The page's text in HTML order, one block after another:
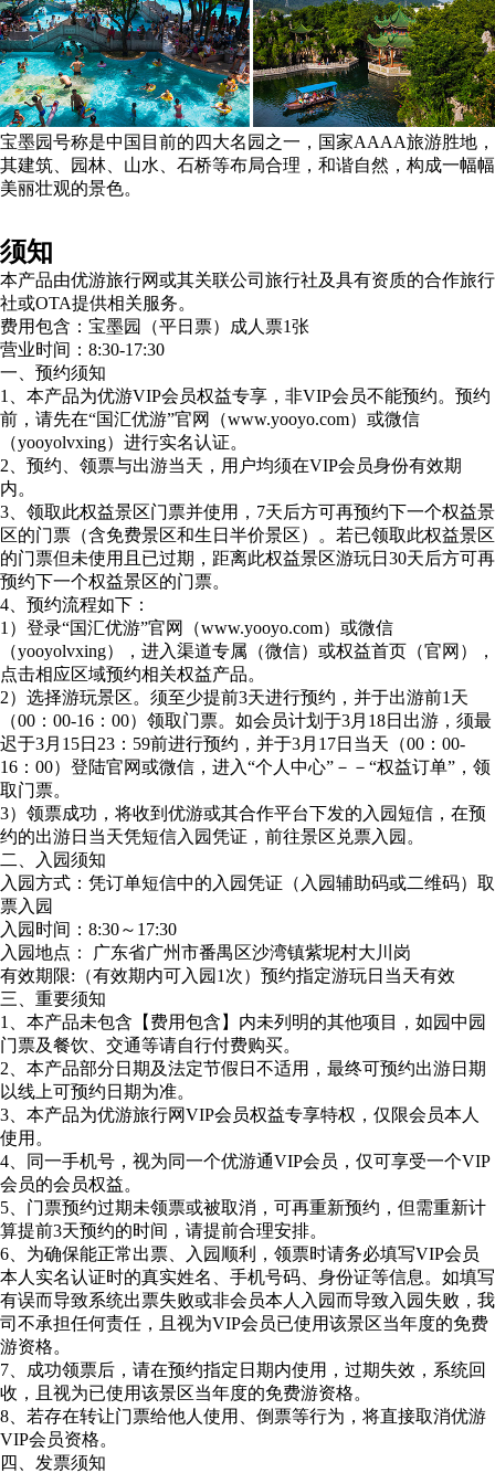
宝墨园号称是中国目前的四大名园之一，国家AAAA旅游胜地，
其建筑、园林、山水、石桥等布局合理，和谐自然，构成一幅幅
美丽壮观的景色。
须知
本产品由优游旅行网或其关联公司旅行社及具有资质的合作旅行
社或OTA提供相关服务。
费用包含：宝墨园（平日票）成人票1张
营业时间：8:30-17:30
一、预约须知
1、本产品为优游VIP会员权益专享，非VIP会员不能预约。预约
前，请先在“国汇优游”官网（www.yooyo.com）或微信
（yooyolvxing）进行实名认证。
2、预约、领票与出游当天，用户均须在VIP会员身份有效期
内。
3、领取此权益景区门票并使用，7天后方可再预约下一个权益景
区的门票（含免费景区和生日半价景区）。若已领取此权益景区
的门票但未使用且已过期，距离此权益景区游玩日30天后方可再
预约下一个权益景区的门票。
4、预约流程如下：
1）登录“国汇优游”官网（www.yooyo.com）或微信
（yooyolvxing），进入渠道专属（微信）或权益首页（官网），
点击相应区域预约相关权益产品。
2）选择游玩景区。须至少提前3天进行预约，并于出游前1天
（00：00-16：00）领取门票。如会员计划于3月18日出游，须最
迟于3月15日23：59前进行预约，并于3月17日当天（00：00-
16：00）登陆官网或微信，进入“个人中心”－－“权益订单”，领
取门票。
3）领票成功，将收到优游或其合作平台下发的入园短信，在预
约的出游日当天凭短信入园凭证，前往景区兑票入园。
二、入园须知
入园方式：凭订单短信中的入园凭证（入园辅助码或二维码）取
票入园
入园时间：8:30～17:30
入园地点： 广东省广州市番禺区沙湾镇紫坭村大川岗
有效期限:（有效期内可入园1次）预约指定游玩日当天有效
三、重要须知
1、本产品未包含【费用包含】内未列明的其他项目，如园中园
门票及餐饮、交通等请自行付费购买。
2、本产品部分日期及法定节假日不适用，最终可预约出游日期
以线上可预约日期为准。
3、本产品为优游旅行网VIP会员权益专享特权，仅限会员本人
使用。
4、同一手机号，视为同一个优游通VIP会员，仅可享受一个VIP
会员的会员权益。
5、门票预约过期未领票或被取消，可再重新预约，但需重新计
算提前3天预约的时间，请提前合理安排。
6、为确保能正常出票、入园顺利，领票时请务必填写VIP会员
本人实名认证时的真实姓名、手机号码、身份证等信息。如填写
有误而导致系统出票失败或非会员本人入园而导致入园失败，我
司不承担任何责任，且视为VIP会员已使用该景区当年度的免费
游资格。
7、成功领票后，请在预约指定日期内使用，过期失效，系统回
收，且视为已使用该景区当年度的免费游资格。
8、若存在转让门票给他人使用、倒票等行为，将直接取消优游
VIP会员资格。
四、发票须知